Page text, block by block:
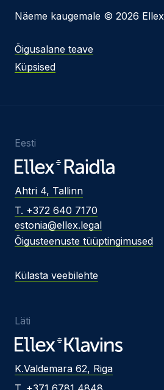
Näeme kaugemale © 2026 Ellex
Õigusalane teave
Küpsised
Eesti
Ahtri 4, Tallinn
T. +372 640 7170
estonia@ellex.legal
Õigusteenuste tüüptingimused
Külasta veebilehte
Läti
K.Valdemara 62, Riga